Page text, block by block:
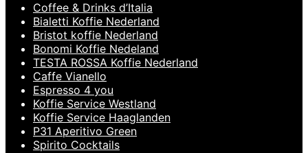
Coffee & Drinks d’Italia
Bialetti Koffie Nederland
Bristot koffie Nederland
Bonomi Koffie Nedeland
TESTA ROSSA Koffie Nederland
Caffe Vianello
Espresso 4 you
Koffie Service Westland
Koffie Service Haaglanden
P31 Aperitivo Green
Spirito Cocktails